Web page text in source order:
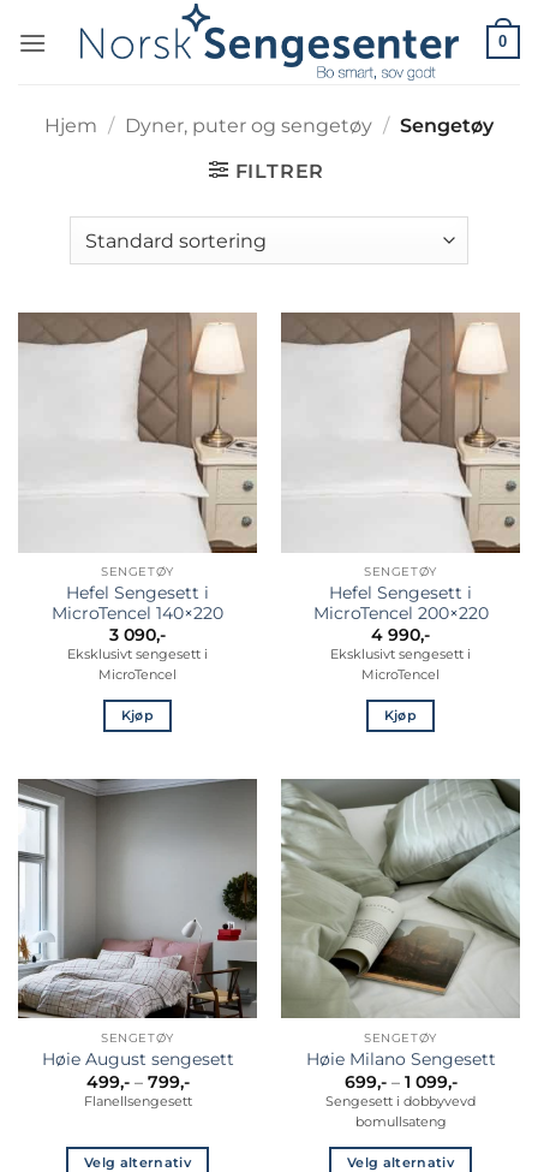
0
Hjem / Dyner, puter og sengetøy / Sengetøy
FILTRER
SENGETØY
Hefel Sengesett i
MicroTencel 140×220
3 090,-
Eksklusivt sengesett i
MicroTencel
Kjøp
SENGETØY
Hefel Sengesett i
MicroTencel 200×220
4 990,-
Eksklusivt sengesett i
MicroTencel
Kjøp
SENGETØY
Høie August sengesett
499,- – 799,-Prisområde:
499,-
til
Flanellsengesett
Velg alternativ
SENGETØY
Høie Milano Sengesett
699,- – 1 099,-
699,-
til
099,-
Sengesett i dobbyvevd
bomullsateng
Velg alternativ